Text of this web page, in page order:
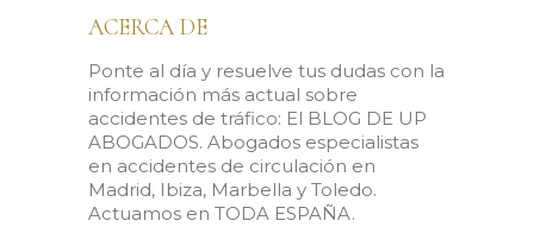
ACERCA DE
Ponte al día y resuelve tus dudas con la
información más actual sobre
accidentes de tráfico: El BLOG DE UP
ABOGADOS. Abogados especialistas
en accidentes de circulación en
Madrid, Ibiza, Marbella y Toledo.
Actuamos en TODA ESPAÑA.